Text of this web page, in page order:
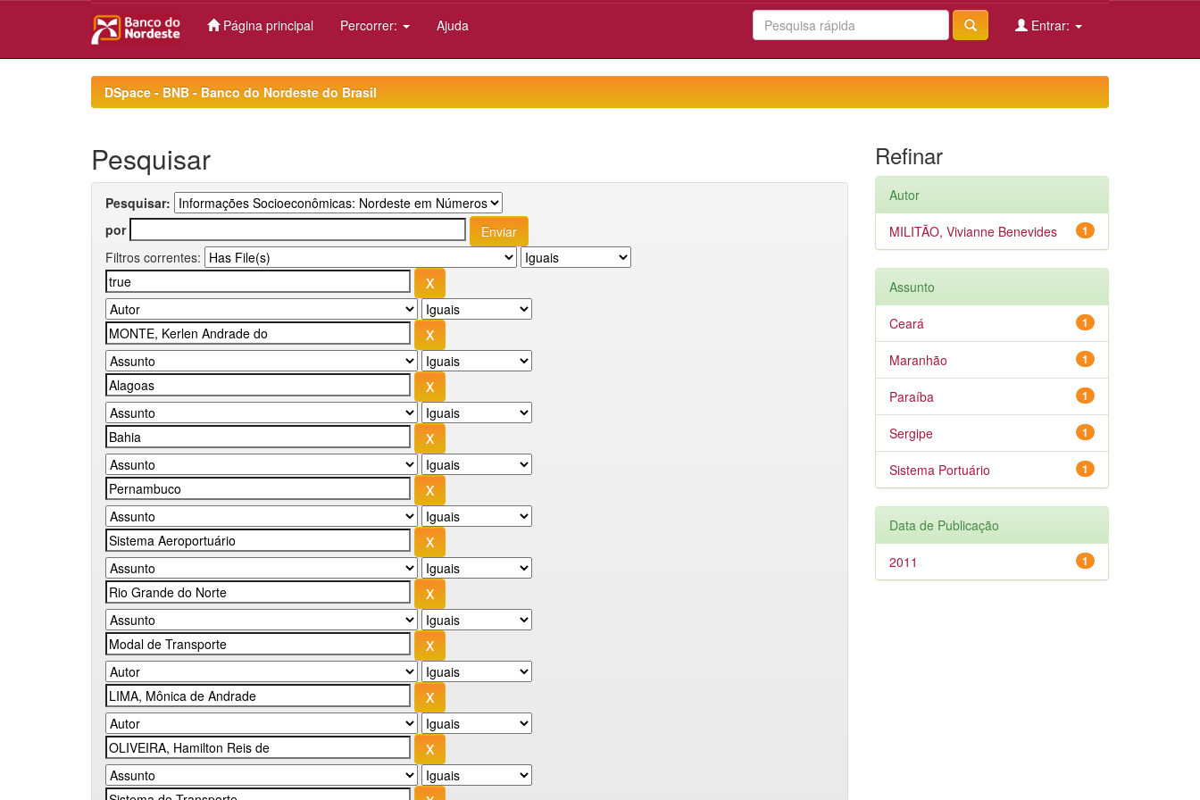
Página principal Percorrer: Ajuda Entrar:
DSpace - BNB - Banco do Nordeste do Brasil
Pesquisar
Pesquisar:
por
Filtros correntes:
Refinar
Autor
1
MILITÃO, Vivianne Benevides
Assunto
1
Ceará
1
Maranhão
1
Paraíba
1
Sergipe
1
Sistema Portuário
Data de Publicação
1
2011